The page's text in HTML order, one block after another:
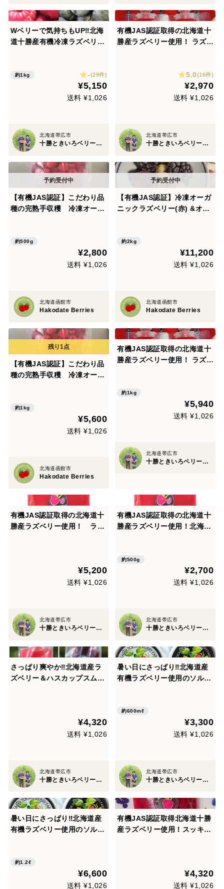
Wベリーで気持ちもUP‼北海
道十勝産有機冷凍ラズベリー
約1kg -(29件)
¥5,150
送料 ¥1,026
北海道帯広市
十勝ときいろベリーファーム
有機JAS認証取得の北海道十
勝産ラズベリー使用！ ラズベ
5.0(16件)
¥2,970
送料 ¥1,026
北海道帯広市
十勝ときいろベリーファーム
【有機JAS認証】こだわり品
種の完熟手収穫 冷凍オーガ
約500g
¥2,800
送料 ¥1,026
北海道函館市
Hakodate Berries
【有機JAS認証】冷凍オーガ
ニックラズベリー(赤) &オー
約2kg
¥11,200
送料 ¥1,026
北海道函館市
Hakodate Berries
【有機JAS認証】こだわり品
種の完熟手収穫 冷凍オーガ
約1kg
¥5,600
送料 ¥1,026
北海道函館市
Hakodate Berries
有機JAS認証取得の北海道十
勝産ラズベリー使用！ ラズベ
約1kg
¥5,940
送料 ¥1,026
北海道帯広市
十勝ときいろベリーファーム
有機JAS認証取得の北海道十
勝産ラズベリー使用！ ラズ
¥5,200
送料 ¥1,026
北海道帯広市
十勝ときいろベリーファーム
有機JAS認証取得の北海道十
勝産ラズベリー使用！北海道
約500g
¥2,700
送料 ¥1,026
北海道帯広市
十勝ときいろベリーファーム
さっぱり爽やか‼北海道産ラ
ズベリー＆ハスカップスムー
¥4,320
送料 ¥1,026
北海道帯広市
十勝ときいろベリーファーム
暑い日にさっぱり‼北海道産
有機ラズベリー使用のソルベ
約600mℓ
¥3,300
送料 ¥1,026
北海道帯広市
十勝ときいろベリーファーム
暑い日にさっぱり‼北海道産
有機ラズベリー使用のソルベ
約1.2ℓ
¥6,600
送料 ¥1,026
有機JAS認証取得北海道十勝
産ラズベリー使用！スッキリ
¥4,320
送料 ¥1,026